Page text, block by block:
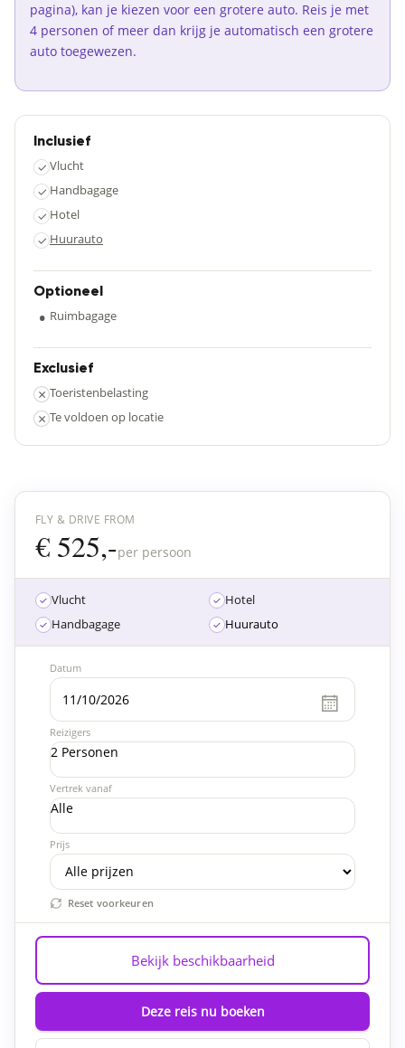
pagina), kan je kiezen voor een grotere auto. Reis je met
4 personen of meer dan krijg je automatisch een grotere
auto toegewezen.
Inclusief
✓Vlucht
✓ Handbagage
✓ Hotel
✓ Huurauto
Optioneel
• Ruimbagage
Exclusief
× Toeristenbelasting
× Te voldoen op locatie
FLY & DRIVE FROM
€ 525,-per persoon
Vlucht
Handbagage
Hotel
Huurauto
Reizigers
2 Personen
Vertrek vanaf
Alle
Prijs
Datum
Reset voorkeuren
Bekijk beschikbaarheid
Deze reis nu boeken